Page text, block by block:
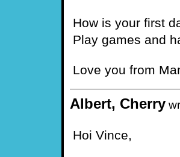
How is your first
Play games and
Love you from
Albert, Cherry
Hoi Vince,